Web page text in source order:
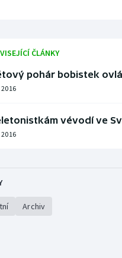
ČLÁNKY
pohár bobistek
2016
vévodí ve
2016
Archiv